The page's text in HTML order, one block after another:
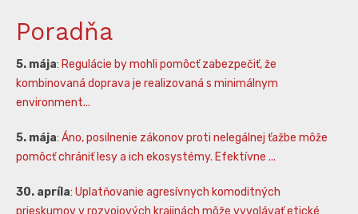
Poradňa
5. mája: Regulácie by mohli pomôcť zabezpečiť, že
kombinovaná doprava je realizovaná s minimálnym
environment...
5. mája: Áno, posilnenie zákonov proti nelegálnej ťažbe môže
pomôcť chrániť lesy a ich ekosystémy. Efektívne ...
30. apríla: Uplatňovanie agresívnych komoditných
prieskumov v rozvojových krajinách môže vyvolávať etické